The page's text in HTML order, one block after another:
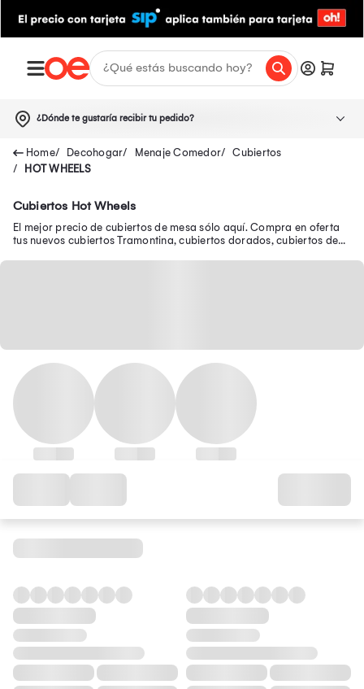
¿Dónde te gustaría recibir tu pedido?
Decohogar Menaje Comedor
Cubiertos
HOT WHEELS
Cubiertos Hot Wheels
El mejor precio de cubiertos de mesa sólo aquí. Compra en oferta
tus nuevos cubiertos Tramontina, cubiertos dorados, cubiertos de